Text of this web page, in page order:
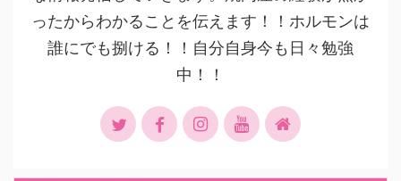
ったからわかることを伝えます！！ホルモンは
誰にでも捌ける！！自分自身今も日々勉強
中！！